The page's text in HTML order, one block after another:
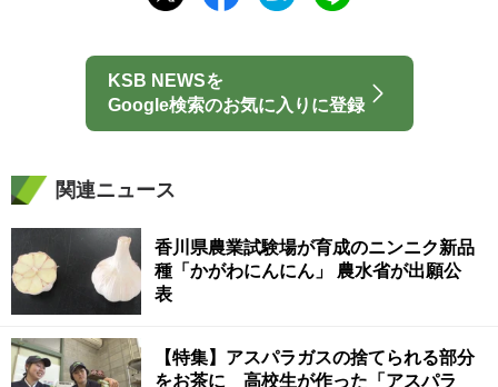
KSB NEWSを
Google検索のお気に入りに登録
関連ニュース
香川県農業試験場が育成のニンニク新品
種「かがわにんにん」 農水省が出願公
表
【特集】アスパラガスの捨てられる部分
をお茶に 高校生が作った「アスパラ